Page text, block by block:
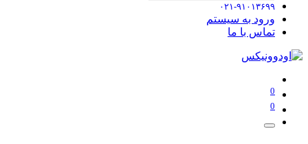
۰۲۱-۹۱۰۱۳۶۹۹
ورود به سیستم
تماس با ما
0
0